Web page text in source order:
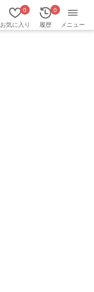
お気に入り
0
履歴
0
メニュー